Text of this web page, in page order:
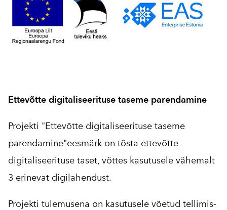
Ettevõtte digitaliseerituse taseme parendamine
Projekti "Ettevõtte digitaliseerituse taseme
parendamine"eesmärk on tõsta ettevõtte
digitaliseerituse taset, võttes kasutusele vähemalt
3 erinevat digilahendust.
Projekti tulemusena on kasutusele võetud tellimis-